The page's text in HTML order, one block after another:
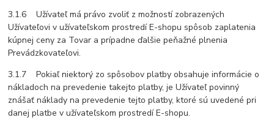
3.1.6 Užívateľ má právo zvoliť z možností zobrazených
Užívateľovi v užívateľskom prostredí E-shopu spôsob zaplatenia
kúpnej ceny za Tovar a prípadne ďalšie peňažné plnenia
Prevádzkovateľovi.
3.1.7 Pokiaľ niektorý zo spôsobov platby obsahuje informácie o
nákladoch na prevedenie takejto platby, je Užívateľ povinný
znášať náklady na prevedenie tejto platby, ktoré sú uvedené pri
danej platbe v užívateľskom prostredí E-shopu.